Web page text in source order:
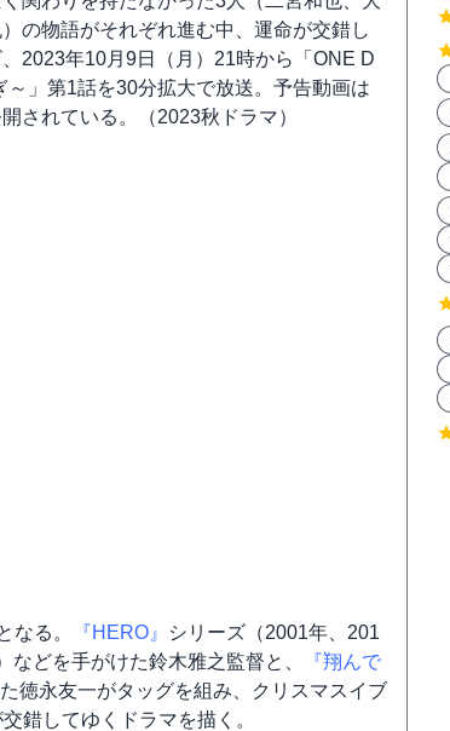
の物語がそれぞれ進む中、運命が交錯し
2023年10月9日（月）21時から「ONE D
～」第1話を30分拡大で放送。予告動画は
されている。（2023秋ドラマ）
なる。 『HERO』
シリーズ（2001年、201
どを手がけた鈴木雅之監督と、
『翔んで
徳永友一がタッグを組み、クリスマスイブ
錯してゆくドラマを描く。